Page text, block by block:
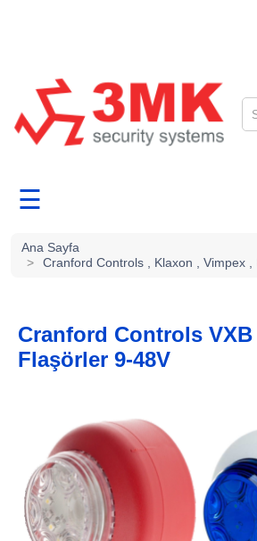
☰
Ana Sayfa
>
Cranford Controls , Klaxon , Vimpex ,
Cranford Controls VXB
Flaşörler 9-48V